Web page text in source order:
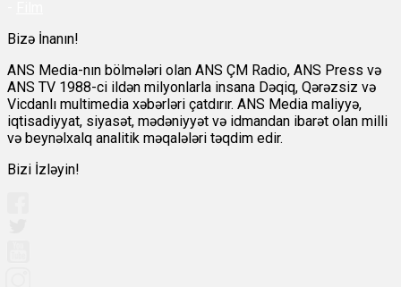
Bizə İnanın!
ANS Media-nın bölmələri olan ANS ÇM Radio, ANS Press və
ANS TV 1988-ci ildən milyonlarla insana Dəqiq, Qərəzsiz və
Vicdanlı multimedia xəbərləri çatdırır. ANS Media maliyyə,
iqtisadiyyat, siyasət, mədəniyyət və idmandan ibarət olan milli
və beynəlxalq analitik məqalələri təqdim edir.
Bizi İzləyin!